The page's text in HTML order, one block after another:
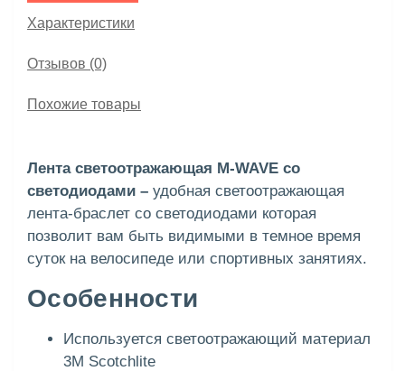
Характеристики
Отзывов (0)
Похожие товары
Лента светоотражающая M-WAVE со
светодиодами – удобная светоотражающая
лента-браслет со светодиодами которая
позволит вам быть видимыми в темное время
суток на велосипеде или спортивных занятиях.
Особенности
Используется светоотражающий материал
3M Scotchlite